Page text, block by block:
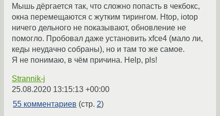
Мышь дёргается так, что сложно попасть в чекбокс,
окна перемещаются с жутким тирингом. Htop, iotop
ничего дельного не показывают, обновление не
помогло. Пробовал даже установить xfce4 (мало ли,
кеды неудачно собраны), но и там то же самое.
Я не понимаю, в чём причина. Help, pls!
Strannik-j
25.08.2020 13:15:13 +00:00
55 комментариев (стр. 2)